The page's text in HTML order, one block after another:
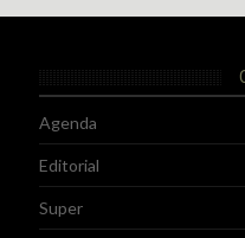
Agenda
Editorial
Super